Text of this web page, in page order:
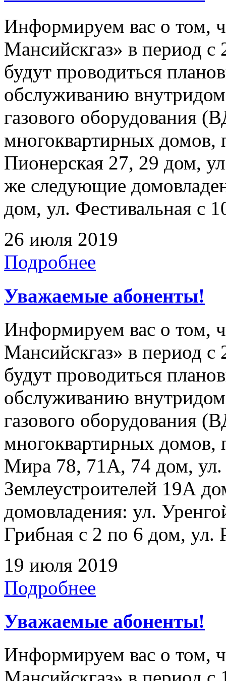
Информируем вас о том,
Мансийскгаз» в период с
будут проводиться
обслуживанию
газового
многоквартирных
Пионерская 27, 29 дом,
же следующие
дом, ул. Фестивальная с
26 июля 2019
Подробнее
Уважаемые абоненты!
Информируем вас о том,
Мансийскгаз» в период с
будут проводиться
обслуживанию
газового
многоквартирных
Мира 78, 71А, 74 дом, ул.
Землеустроителей 19А
домовладения: ул.
Грибная с 2 по 6 дом, ул.
19 июля 2019
Подробнее
Уважаемые абоненты!
Информируем вас о том,